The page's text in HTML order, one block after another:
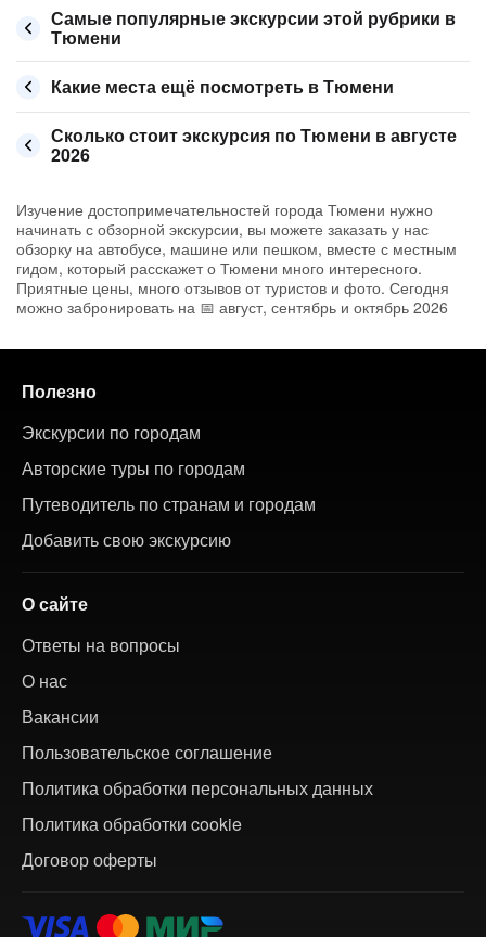
Самые популярные экскурсии этой рубрики в
Тюмени
Какие места ещё посмотреть в Тюмени
Сколько стоит экскурсия по Тюмени в августе
2026
Изучение достопримечательностей города Тюмени нужно
начинать с обзорной экскурсии, вы можете заказать у нас
обзорку на автобусе, машине или пешком, вместе с местным
гидом, который расскажет о Тюмени много интересного.
Приятные цены, много отзывов от туристов и фото. Сегодня
можно забронировать на 📅 август, сентябрь и октябрь 2026
Полезно
Экскурсии по городам
Авторские туры по городам
Путеводитель по странам и городам
Добавить свою экскурсию
О сайте
Ответы на вопросы
О нас
Вакансии
Пользовательское соглашение
Политика обработки персональных данных
Политика обработки cookie
Договор оферты